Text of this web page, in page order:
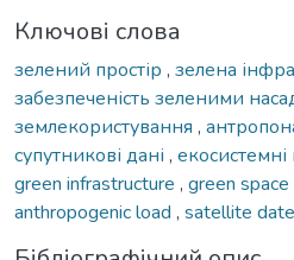
Ключові слова
зелений простір , зелена
забезпеченість зеленими
землекористування ,
супутникові дані , екосистемні
green infrastructure , green
anthropogenic load , satellite date